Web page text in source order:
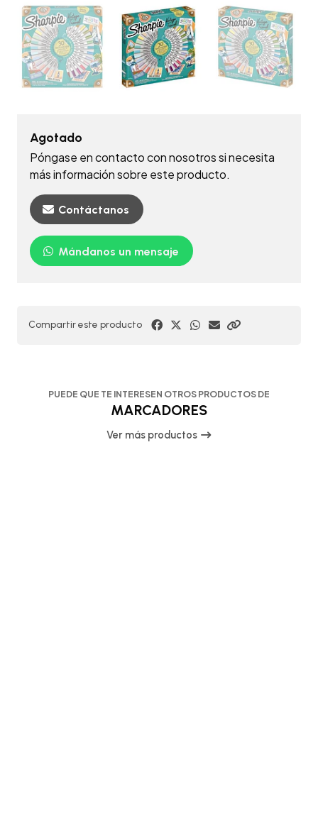
Agotado
Póngase en contacto con nosotros si necesita
más información sobre este producto.
Contáctanos
Mándanos un mensaje
Compartir este producto
PUEDE QUE TE INTERESEN OTROS PRODUCTOS DE
MARCADORES
Ver más productos